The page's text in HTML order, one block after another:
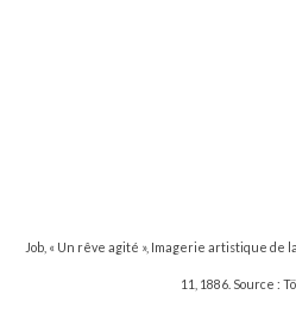
Job, « Un rêve agité », Imagerie artistique de
11, 1886. Source :